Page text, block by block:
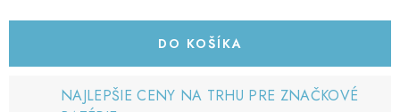
DO KOŠÍKA
NAJLEPŠIE CENY NA TRHU PRE ZNAČKOVÉ